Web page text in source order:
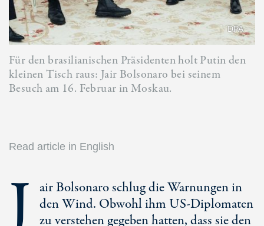
DPA
Für den brasilianischen Präsidenten holt Putin den
kleinen Tisch raus: Jair Bolsonaro bei seinem
Besuch am 16. Februar in Moskau.
Read article in English
J air Bolsonaro schlug die Warnungen in
den Wind. Obwohl ihm US-Diplomaten
zu verstehen gegeben hatten, dass sie den